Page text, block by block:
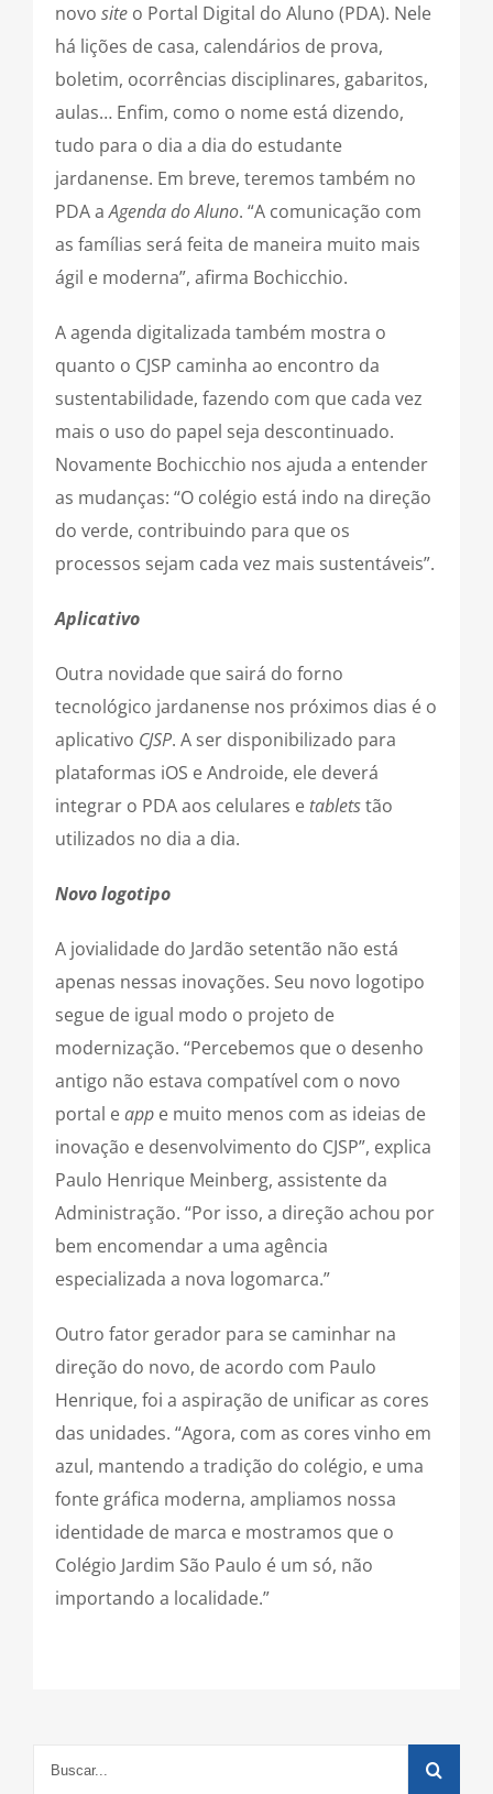
novo site o Portal Digital do Aluno (PDA). Nele
há lições de casa, calendários de prova,
boletim, ocorrências disciplinares, gabaritos,
aulas… Enfim, como o nome está dizendo,
tudo para o dia a dia do estudante
jardanense. Em breve, teremos também no
PDA aAgenda do Aluno. “A comunicação com
as famílias será feita de maneira muito mais
ágil e moderna”, afirma Bochicchio.
A agenda digitalizada também mostra o
quanto o CJSP caminha ao encontro da
sustentabilidade, fazendo com que cada vez
mais o uso do papel seja descontinuado.
Novamente Bochicchio nos ajuda a entender
as mudanças: “O colégio está indo na direção
do verde, contribuindo para que os
processos sejam cada vez mais sustentáveis”.
Aplicativo
Outra novidade que sairá do forno
tecnológico jardanense nos próximos dias é o
aplicativo CJSP. A ser disponibilizado para
plataformas iOS e Androide, ele deverá
integrar o PDA aos celulares e tabletstão
utilizados no dia a dia.
Novo logotipo
A jovialidade do Jardão setentão não está
apenas nessas inovações. Seu novo logotipo
segue de igual modo o projeto de
modernização. “Percebemos que o desenho
antigo não estava compatível com o novo
portal eapp e muito menos com as ideias de
inovação e desenvolvimento do CJSP”, explica
Paulo Henrique Meinberg, assistente da
Administração. “Por isso, a direção achou por
bem encomendar a uma agência
especializada a nova logomarca.”
Outro fator gerador para se caminhar na
direção do novo, de acordo com Paulo
Henrique, foi a aspiração de unificar as cores
das unidades. “Agora, com as cores vinho em
azul, mantendo a tradição do colégio, e uma
fonte gráfica moderna, ampliamos nossa
identidade de marca e mostramos que o
Colégio Jardim São Paulo é um só, não
importando a localidade.”